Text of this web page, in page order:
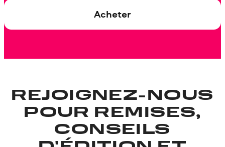
Acheter
REJOIGNEZ-NOUS
POUR REMISES,
CONSEILS